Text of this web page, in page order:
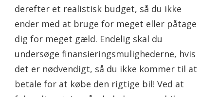
derefter et realistisk budget, så du ikke
ender med at bruge for meget eller påtage
dig for meget gæld. Endelig skal du
undersøge finansieringsmulighederne, hvis
det er nødvendigt, så du ikke kommer til at
betale for at købe den rigtige bil! Ved at